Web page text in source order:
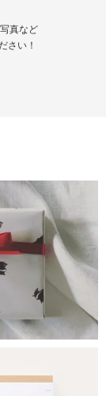
真など
さい！